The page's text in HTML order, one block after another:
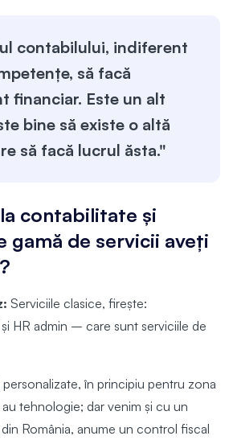
contabilului, indiferent
să facă
financiar. Este un alt
bine să existe o altă
să facă lucrul ăsta."
contabilitate și
gamă de servicii aveți
Serviciile clasice, firește:
HR admin – care sunt serviciile de
în principiu pentru zona
tehnologie; dar venim și cu un
România, anume un control fiscal